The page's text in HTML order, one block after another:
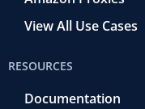
View All Use Cases
RESOURCES
Documentation